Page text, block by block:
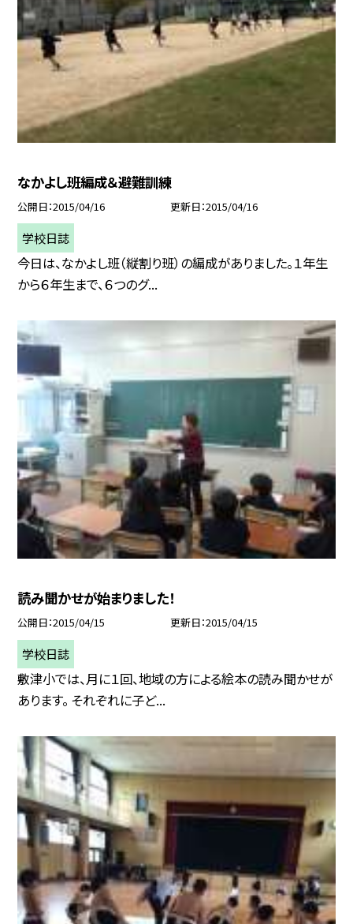
なかよし班編成＆避難訓練
公開日 2015/04/16 更新日 2015/04/16
学校日誌
今日は、なかよし班（縦割り班）の編成がありました。１年生
から６年生まで、６つのグ...
読み聞かせが始まりました！
公開日 2015/04/15 更新日 2015/04/15
学校日誌
敷津小では、月に１回、地域の方による絵本の読み聞かせが
あります。 それぞれに子ど...